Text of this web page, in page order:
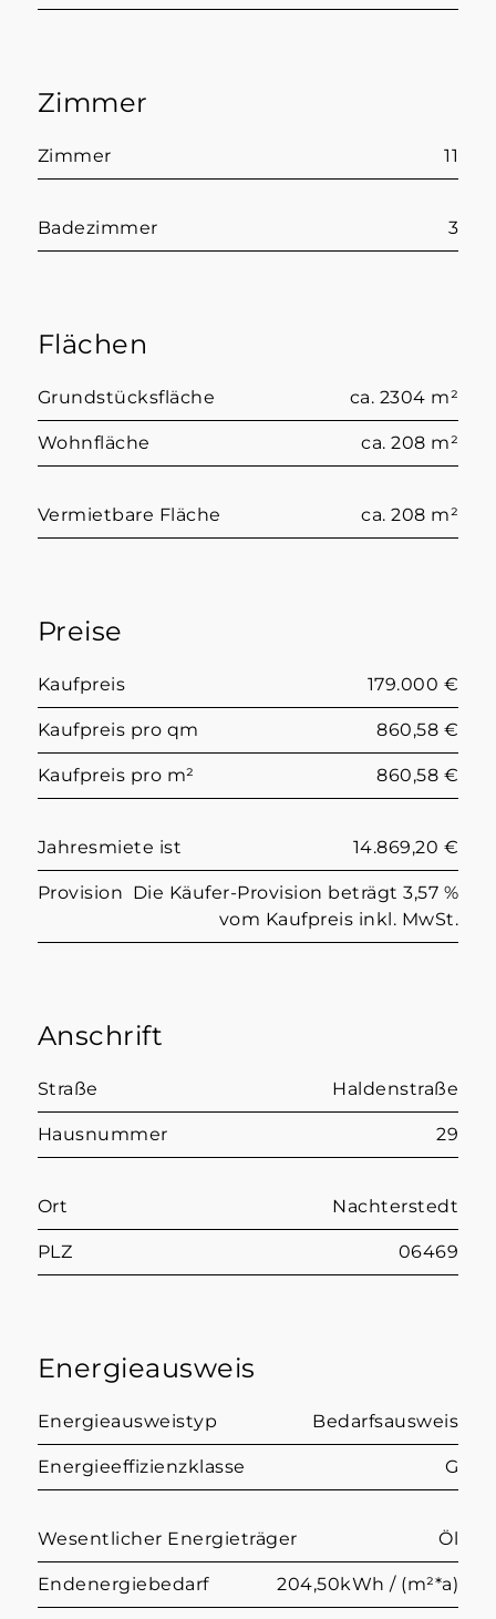
Zimmer
Zimmer 11
Badezimmer 3
Flächen
Grundstücksfläche ca. 2304 m²
Wohnfläche ca. 208 m²
Vermietbare Fläche ca. 208 m²
Preise
Kaufpreis 179.000 €
Kaufpreis pro qm 860,58 €
Kaufpreis pro m² 860,58 €
Jahresmiete ist 14.869,20 €
Provision Die Käufer-Provision beträgt 3,57 %
vom Kaufpreis inkl. MwSt.
Anschrift
Straße Haldenstraße
Hausnummer 29
Ort Nachterstedt
PLZ 06469
Energieausweis
Energieausweistyp Bedarfsausweis
Energieeffizienzklasse G
Wesentlicher Energieträger Öl
Endenergiebedarf 204,50kWh / (m²*a)